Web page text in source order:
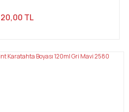
TL